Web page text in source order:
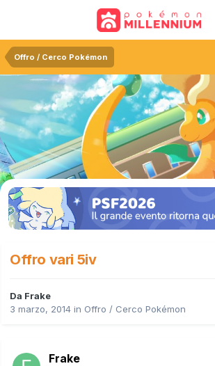
Offro / Cerco Pokémon
Offro vari 5iv
Da Frake
3 marzo, 2014 in Offro / Cerco Pokémon
Frake